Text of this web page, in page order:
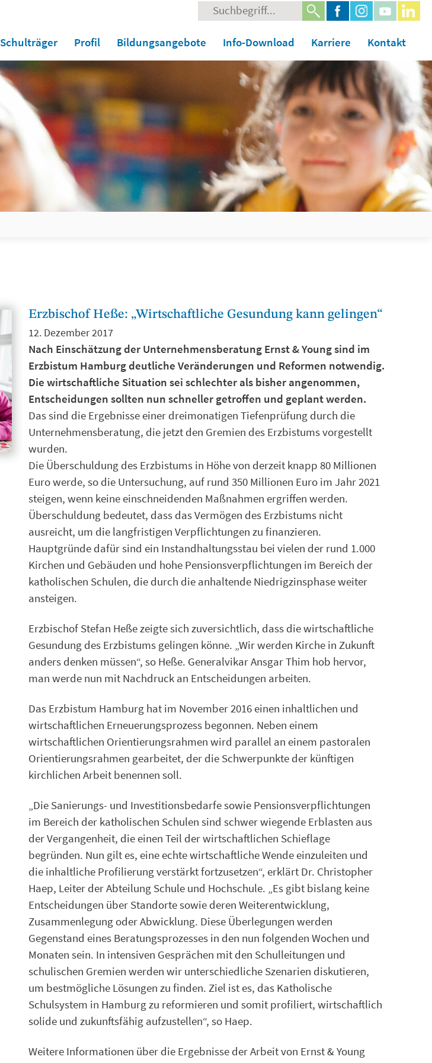
Suche
nach:
Schulträger Profil Bildungsangebote Info-Download Karriere Kontakt
Erzbischof Heße: „Wirtschaftliche Gesundung kann gelingen“
12. Dezember 2017
Nach Einschätzung der Unternehmensberatung Ernst & Young sind im
Erzbistum Hamburg deutliche Veränderungen und Reformen notwendig.
Die wirtschaftliche Situation sei schlechter als bisher angenommen,
Entscheidungen sollten nun schneller getroffen und geplant werden.
Das sind die Ergebnisse einer dreimonatigen Tiefenprüfung durch die
Unternehmensberatung, die jetzt den Gremien des Erzbistums vorgestellt
wurden.
Die Überschuldung des Erzbistums in Höhe von derzeit knapp 80 Millionen
Euro werde, so die Untersuchung, auf rund 350 Millionen Euro im Jahr 2021
steigen, wenn keine einschneidenden Maßnahmen ergriffen werden.
Überschuldung bedeutet, dass das Vermögen des Erzbistums nicht
ausreicht, um die langfristigen Verpflichtungen zu finanzieren.
Hauptgründe dafür sind ein Instandhaltungsstau bei vielen der rund 1.000
Kirchen und Gebäuden und hohe Pensionsverpflichtungen im Bereich der
katholischen Schulen, die durch die anhaltende Niedrigzinsphase weiter
ansteigen.
Erzbischof Stefan Heße zeigte sich zuversichtlich, dass die wirtschaftliche
Gesundung des Erzbistums gelingen könne. „Wir werden Kirche in Zukunft
anders denken müssen“, so Heße. Generalvikar Ansgar Thim hob hervor,
man werde nun mit Nachdruck an Entscheidungen arbeiten.
Das Erzbistum Hamburg hat im November 2016 einen inhaltlichen und
wirtschaftlichen Erneuerungsprozess begonnen. Neben einem
wirtschaftlichen Orientierungsrahmen wird parallel an einem pastoralen
Orientierungsrahmen gearbeitet, der die Schwerpunkte der künftigen
kirchlichen Arbeit benennen soll.
„Die Sanierungs- und Investitionsbedarfe sowie Pensionsverpflichtungen
im Bereich der katholischen Schulen sind schwer wiegende Erblasten aus
der Vergangenheit, die einen Teil der wirtschaftlichen Schieflage
begründen. Nun gilt es, eine echte wirtschaftliche Wende einzuleiten und
die inhaltliche Profilierung verstärkt fortzusetzen“, erklärt Dr. Christopher
Haep, Leiter der Abteilung Schule und Hochschule. „Es gibt bislang keine
Entscheidungen über Standorte sowie deren Weiterentwicklung,
Zusammenlegung oder Abwicklung. Diese Überlegungen werden
Gegenstand eines Beratungsprozesses in den nun folgenden Wochen und
Monaten sein. In intensiven Gesprächen mit den Schulleitungen und
schulischen Gremien werden wir unterschiedliche Szenarien diskutieren,
um bestmögliche Lösungen zu finden. Ziel ist es, das Katholische
Schulsystem in Hamburg zu reformieren und somit profiliert, wirtschaftlich
solide und zukunftsfähig aufzustellen“, so Haep.
Weitere Informationen über die Ergebnisse der Arbeit von Ernst & Young